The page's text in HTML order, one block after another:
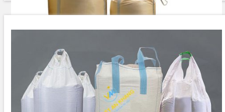
Bao Jumbo 1 Tấn Mua Hàng